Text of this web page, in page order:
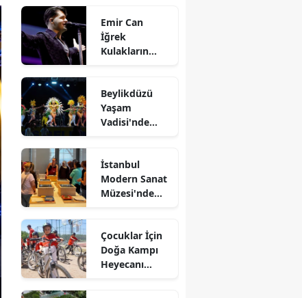
Emir Can
İğrek
Kulakların
Beylikdüzü
Yaşam
Vadisi'nde
İstanbul
Modern Sanat
Müzesi'nde
Dönüşüyor
Çocuklar İçin
Doğa Kampı
Heyecanı